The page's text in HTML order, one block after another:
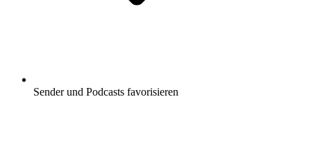
Sender und Podcasts favorisieren